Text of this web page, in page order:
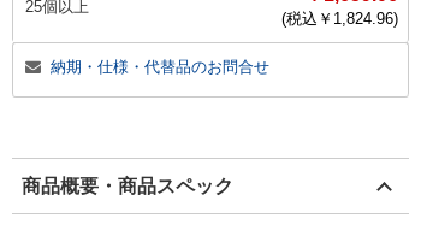
25個以上
(税込￥ 1,824.96)
納期・仕様・代替品のお問合せ
商品概要・商品スペック